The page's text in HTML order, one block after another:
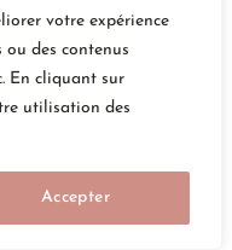
votre expérience
des contenus
En cliquant sur
utilisation des
Accepter